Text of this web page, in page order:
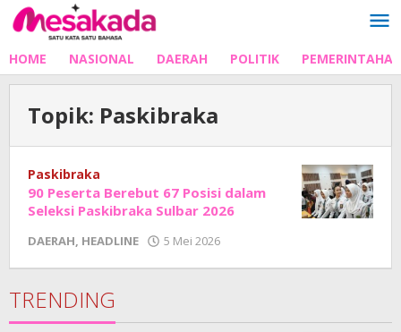
Lewati
ke
HOME NASIONAL DAERAH POLITIK
Topik: Paskibraka
Paskibraka
90 Peserta Berebut 67 Posisi dalam
Seleksi Paskibraka Sulbar 2026
DAERAH, HEADLINE 5 Mei 2026
Junaedi
TRENDING